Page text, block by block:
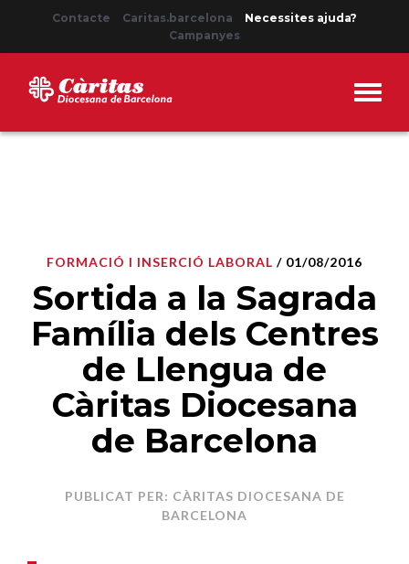
Contacte Caritas.barcelona
Necessites ajuda?
Campanyes
FORMACIÓ I INSERCIÓ LABORAL / 01/08/2016
Sortida a la Sagrada
Família dels Centres
de Llengua de
Càritas Diocesana
de Barcelona
PUBLICAT PER: CÀRITAS DIOCESANA DE
BARCELONA